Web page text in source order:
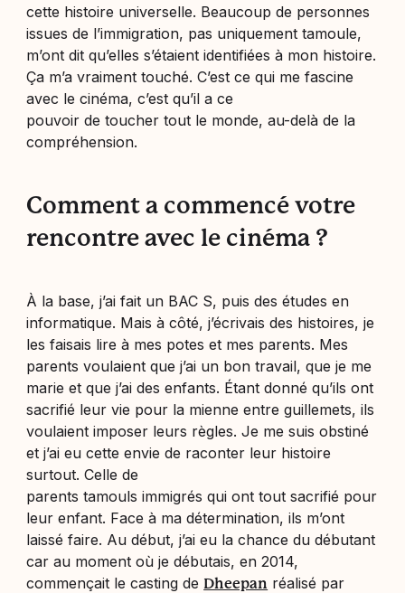
cette histoire universelle. Beaucoup de personnes
issues de l’immigration, pas uniquement tamoule,
m’ont dit qu’elles s’étaient identifiées à mon histoire.
Ça m’a vraiment touché. C’est ce qui me fascine
avec le cinéma, c’est qu’il a ce
pouvoir de toucher tout le monde, au-delà de la
compréhension.
Comment a commencé votre
rencontre avec le cinéma ?
À la base, j’ai fait un BAC S, puis des études en
informatique. Mais à côté, j’écrivais des histoires, je
les faisais lire à mes potes et mes parents. Mes
parents voulaient que j’ai un bon travail, que je me
marie et que j’ai des enfants. Étant donné qu’ils ont
sacrifié leur vie pour la mienne entre guillemets, ils
voulaient imposer leurs règles. Je me suis obstiné
et j’ai eu cette envie de raconter leur histoire
surtout. Celle de
parents tamouls immigrés qui ont tout sacrifié pour
leur enfant. Face à ma détermination, ils m’ont
laissé faire. Au début, j’ai eu la chance du débutant
car au moment où je débutais, en 2014,
commençait le casting de Dheepan réalisé par